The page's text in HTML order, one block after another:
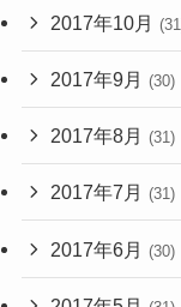
2017年10月
2017年9月 (30)
2017年8月 (31)
2017年7月 (31)
2017年6月 (30)